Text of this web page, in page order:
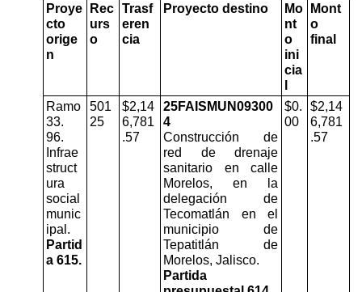
Proye
cto
orige
n
Rec
urs
o
Trasf
eren
cia
Proyecto destino
Mo
nt
o
ini
cia
Mont
o
final
Ramo
33.
96.
Infrae
struct
ura
social
munic
ipal.
Partid
a 615.
501
25
$2,14
6,781
.57
25FAISMUN09300
4
Construcción de
red de drenaje
sanitario en calle
Morelos, en la
delegación de
Tecomatlán en el
municipio de
Tepatitlán de
Morelos, Jalisco.
Partida
$0.
00
$2,14
6,781
.57